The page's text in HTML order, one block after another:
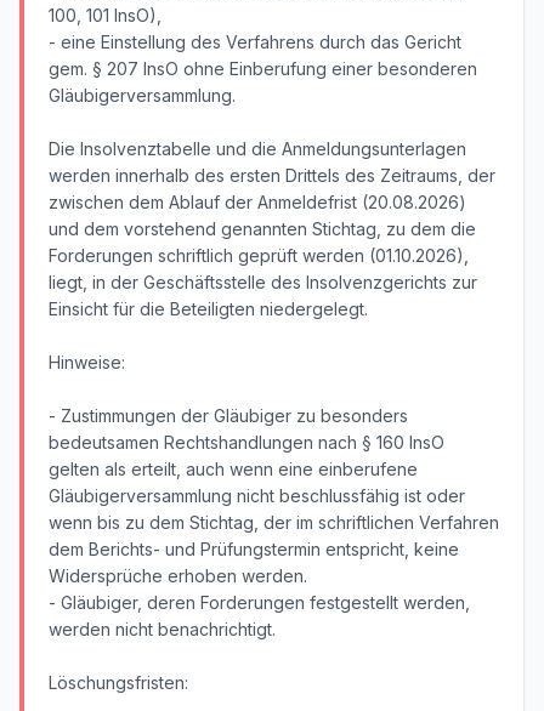
100, 101 InsO),
- eine Einstellung des Verfahrens durch das Gericht
gem. § 207 InsO ohne Einberufung einer besonderen
Gläubigerversammlung.
Die Insolvenztabelle und die Anmeldungsunterlagen
werden innerhalb des ersten Drittels des Zeitraums, der
zwischen dem Ablauf der Anmeldefrist (20.08.2026)
und dem vorstehend genannten Stichtag, zu dem die
Forderungen schriftlich geprüft werden (01.10.2026),
liegt, in der Geschäftsstelle des Insolvenzgerichts zur
Einsicht für die Beteiligten niedergelegt.
Hinweise:
- Zustimmungen der Gläubiger zu besonders
bedeutsamen Rechtshandlungen nach § 160 InsO
gelten als erteilt, auch wenn eine einberufene
Gläubigerversammlung nicht beschlussfähig ist oder
wenn bis zu dem Stichtag, der im schriftlichen Verfahren
dem Berichts- und Prüfungstermin entspricht, keine
Widersprüche erhoben werden.
- Gläubiger, deren Forderungen festgestellt werden,
werden nicht benachrichtigt.
Löschungsfristen: